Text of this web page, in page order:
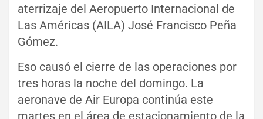
aterrizaje del Aeropuerto Internacional de
Las Américas (AILA) José Francisco Peña
Gómez.
Eso causó el cierre de las operaciones por
tres horas la noche del domingo. La
aeronave de Air Europa continúa este
martes en el área de estacionamiento de la